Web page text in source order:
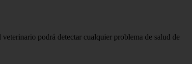
podrá detectar cualquier problema de salud de